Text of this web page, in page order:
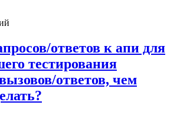
ответов к апи для
тестирования
ответов, чем